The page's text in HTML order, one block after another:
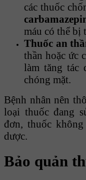
các thuốc
máu có thể bị
Thuốc an
thần hoặc ức
làm tăng tác
chóng mặt.
Bệnh nhân nên
loại thuốc đang
đơn, thuốc
dược.
Bảo quản